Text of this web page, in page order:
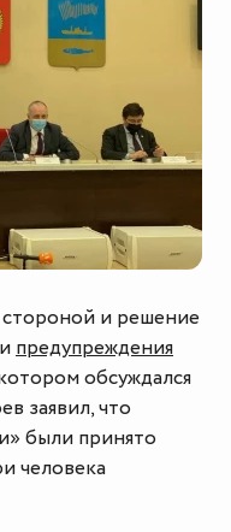
и решение
предупреждения
обсуждался
заявил, что
были принято
человека